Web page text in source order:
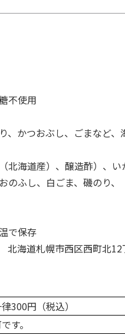
不使用
、かつおぶし、ごまなど、
北海道産）、醸造酢）、い
のふし、白ごま、磯のり、
で保存
海道札幌市西区西町北12
300円（税込）
す。